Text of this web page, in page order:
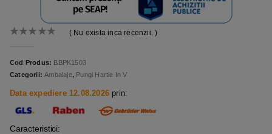
( Nu exista inca recenzii. )
Cod Produs: BBPK1503
Categorii:Ambalaje, Pungi Hartie In V
Data expediere 12.08.2026 prin:
Caracteristici: